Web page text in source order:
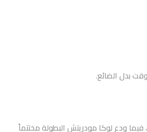
فيما ودع لوكا مودريتش البطولة مختتماً